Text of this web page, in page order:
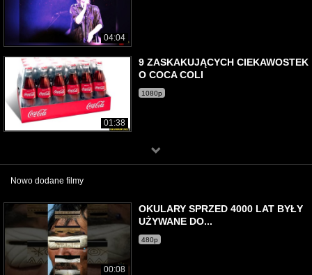
04:04
01:38
9 ZASKAKUJĄCYCH CIEKAWOSTEK
O COCA COLI
1080p
Nowo dodane filmy
00:08
OKULARY SPRZED 4000 LAT BYŁY
UŻYWANE DO...
480p